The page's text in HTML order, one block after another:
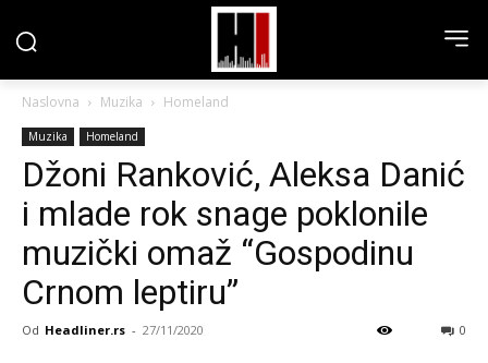
Naslovna Muzika Homeland
Muzika Homeland
Džoni Ranković, Aleksa Danić
i mlade rok snage poklonile
muzički omaž “Gospodinu
Crnom leptiru”
Od Headliner.rs - 27/11/2020 0